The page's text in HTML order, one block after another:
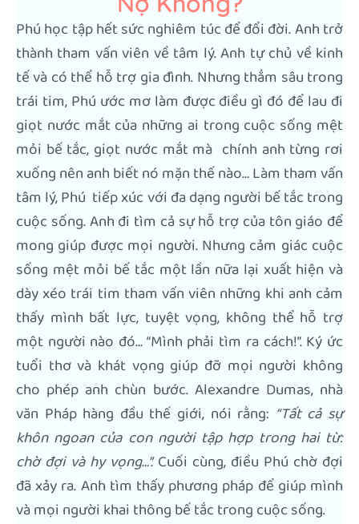
Phú học tập hết sức nghiêm túc để đổi đời. Anh trở
thành tham vấn viên về tâm lý. Anh tự chủ về kinh
tế và có thể hỗ trợ gia đình. Nhưng thẳm sâu trong
trái tim, Phú ước mơ làm được điều gì đó để lau đi
giọt nước mắt của những ai trong cuộc sống mệt
mỏi bế tắc, giọt nước mắt mà chính anh từng rơi
xuống nên anh biết nó mặn thế nào… Làm tham vấn
tâm lý, Phú tiếp xúc với đa dạng người bế tắc trong
cuộc sống. Anh đi tìm cả sự hỗ trợ của tôn giáo để
mong giúp được mọi người. Nhưng cảm giác cuộc
sống mệt mỏi bế tắc một lần nữa lại xuất hiện và
dày xéo trái tim tham vấn viên những khi anh cảm
thấy mình bất lực, tuyệt vọng, không thể hỗ trợ
một người nào đó… “Mình phải tìm ra cách!”. Ký ức
tuổi thơ và khát vọng giúp đỡ mọi người không
cho phép anh chùn bước. Alexandre Dumas, nhà
văn Pháp hàng đầu thế giới, nói rằng: “Tất cả sự
khôn ngoan của con người tập hợp trong hai từ:
chờ đợi và hy vọng…”.Cuối cùng, điều Phú chờ đợi
đã xảy ra. Anh tìm thấy phương pháp để giúp mình
và mọi người khai thông bế tắc trong cuộc sống.